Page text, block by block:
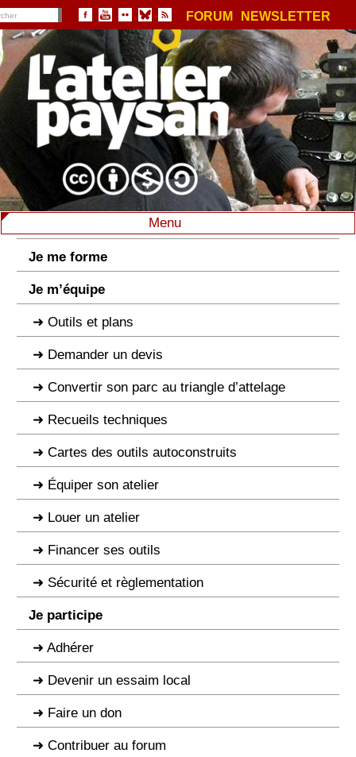
FORUM NEWSLETTER
Menu
Je me forme
Je m’équipe
Outils et plans
Demander un devis
Convertir son parc au triangle d’attelage
Recueils techniques
Cartes des outils autoconstruits
Équiper son atelier
Louer un atelier
Financer ses outils
Sécurité et règlementation
Je participe
Adhérer
Devenir un essaim local
Faire un don
Contribuer au forum